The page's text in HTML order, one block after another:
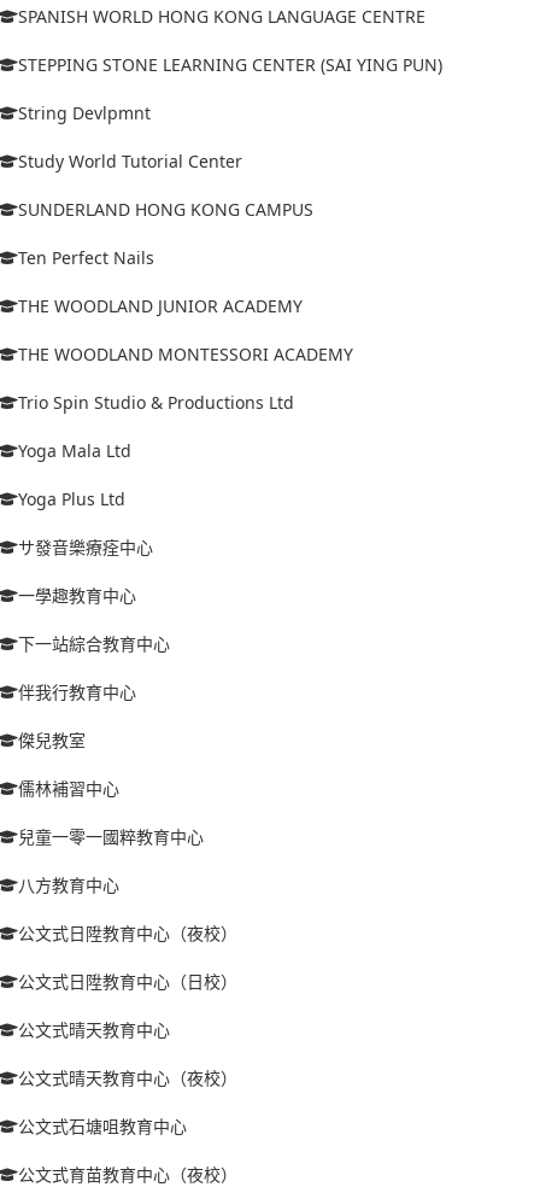
SPANISH WORLD HONG KONG LANGUAGE CENTRE
STEPPING STONE LEARNING CENTER (SAI YING PUN)
String Devlpmnt
Study World Tutorial Center
SUNDERLAND HONG KONG CAMPUS
Ten Perfect Nails
THE WOODLAND JUNIOR ACADEMY
THE WOODLAND MONTESSORI ACADEMY
Trio Spin Studio & Productions Ltd
Yoga Mala Ltd
Yoga Plus Ltd
サ發音樂療痊中心
一學趣教育中心
下一站綜合教育中心
伴我行教育中心
傑兒教室
儒林補習中心
兒童一零一國粹教育中心
八方教育中心
公文式日陞教育中心（夜校）
公文式日陞教育中心（日校）
公文式晴天教育中心
公文式晴天教育中心（夜校）
公文式石塘咀教育中心
公文式育苗教育中心（夜校）